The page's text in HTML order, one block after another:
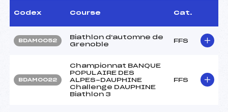
Codex Course Cat.
BDAM0052
Biathlon d'automne de
Grenoble
FFS
BDAM0022
Championnat BANQUE
POPULAIRE DES
ALPES-DAUPHINE
Challenge DAUPHINE
Biathlon 3
FFS